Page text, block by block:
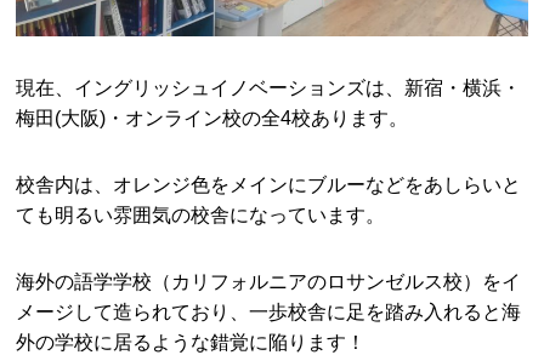
現在、イングリッシュイノベーションズは、新宿・横浜・
梅田(大阪)・オンライン校の全4校あります。
校舎内は、オレンジ色をメインにブルーなどをあしらいと
ても明るい雰囲気の校舎になっています。
海外の語学学校（カリフォルニアのロサンゼルス校）をイ
メージして造られており、一歩校舎に足を踏み入れると海
外の学校に居るような錯覚に陥ります！